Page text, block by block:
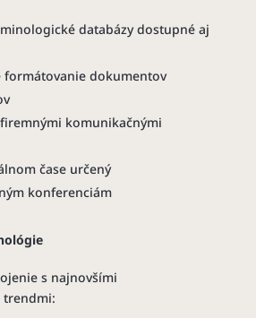
databázy dostupné aj
formátovanie dokumentov
komunikačnými
čase určený
konferenciám
s najnovšími